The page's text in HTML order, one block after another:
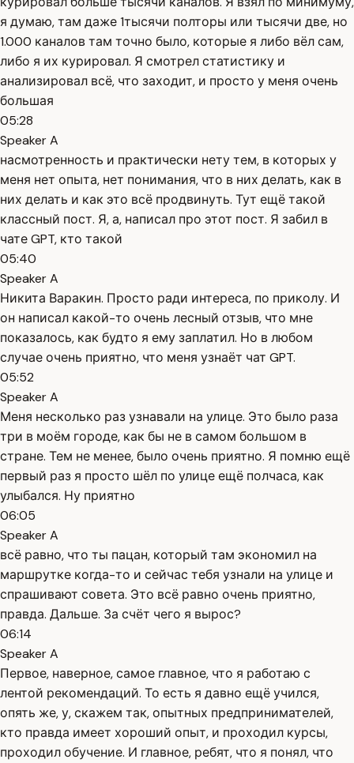
я думаю, там даже 1тысячи полторы или тысячи две, но
1.000 каналов там точно было, которые я либо вёл сам,
либо я их курировал. Я смотрел статистику и
анализировал всё, что заходит, и просто у меня очень
большая
05:28
Speaker A
насмотренность и практически нету тем, в которых у
меня нет опыта, нет понимания, что в них делать, как в
них делать и как это всё продвинуть. Тут ещё такой
классный пост. Я, а, написал про этот пост. Я забил в
чате GPT, кто такой
05:40
Speaker A
Никита Варакин. Просто ради интереса, по приколу. И
он написал какой-то очень лесный отзыв, что мне
показалось, как будто я ему заплатил. Но в любом
случае очень приятно, что меня узнаёт чат GPT.
05:52
Speaker A
Меня несколько раз узнавали на улице. Это было раза
три в моём городе, как бы не в самом большом в
стране. Тем не менее, было очень приятно. Я помню ещё
первый раз я просто шёл по улице ещё полчаса, как
улыбался. Ну приятно
06:05
Speaker A
всё равно, что ты пацан, который там экономил на
маршрутке когда-то и сейчас тебя узнали на улице и
спрашивают совета. Это всё равно очень приятно,
правда. Дальше. За счёт чего я вырос?
06:14
Speaker A
Первое, наверное, самое главное, что я работаю с
лентой рекомендаций. То есть я давно ещё учился,
опять же, у, скажем так, опытных предпринимателей,
кто правда имеет хороший опыт, и проходил курсы,
проходил обучение. И главное, ребят, что я понял, что